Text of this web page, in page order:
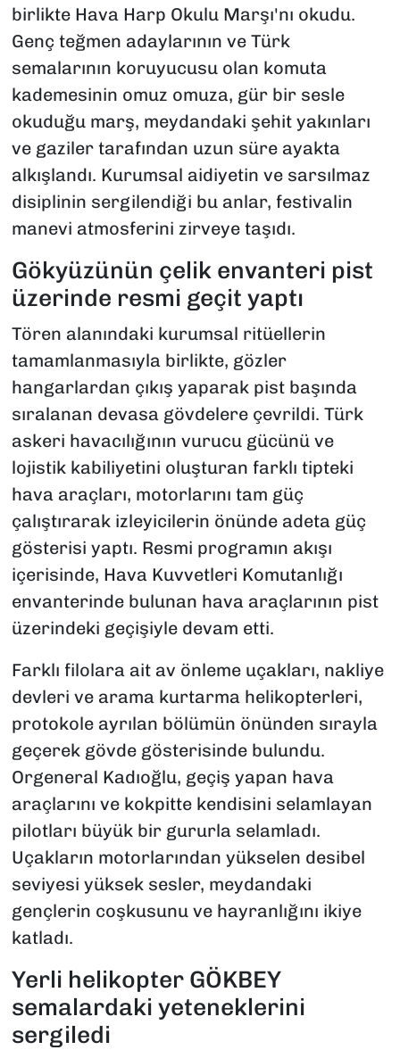
birlikte Hava Harp Okulu Marşı'nı okudu.
Genç teğmen adaylarının ve Türk
semalarının koruyucusu olan komuta
kademesinin omuz omuza, gür bir sesle
okuduğu marş, meydandaki şehit yakınları
ve gaziler tarafından uzun süre ayakta
alkışlandı. Kurumsal aidiyetin ve sarsılmaz
disiplinin sergilendiği bu anlar, festivalin
manevi atmosferini zirveye taşıdı.
Gökyüzünün çelik envanteri pist
üzerinde resmi geçit yaptı
Tören alanındaki kurumsal ritüellerin
tamamlanmasıyla birlikte, gözler
hangarlardan çıkış yaparak pist başında
sıralanan devasa gövdelere çevrildi. Türk
askeri havacılığının vurucu gücünü ve
lojistik kabiliyetini oluşturan farklı tipteki
hava araçları, motorlarını tam güç
çalıştırarak izleyicilerin önünde adeta güç
gösterisi yaptı. Resmi programın akışı
içerisinde, Hava Kuvvetleri Komutanlığı
envanterinde bulunan hava araçlarının pist
üzerindeki geçişiyle devam etti.
Farklı filolara ait av önleme uçakları, nakliye
devleri ve arama kurtarma helikopterleri,
protokole ayrılan bölümün önünden sırayla
geçerek gövde gösterisinde bulundu.
Orgeneral Kadıoğlu, geçiş yapan hava
araçlarını ve kokpitte kendisini selamlayan
pilotları büyük bir gururla selamladı.
Uçakların motorlarından yükselen desibel
seviyesi yüksek sesler, meydandaki
gençlerin coşkusunu ve hayranlığını ikiye
katladı.
Yerli helikopter GÖKBEY
semalardaki yeteneklerini
sergiledi